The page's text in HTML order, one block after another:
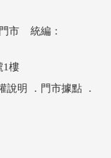
市 統編：
1樓
說明 ． 門市據點 ．